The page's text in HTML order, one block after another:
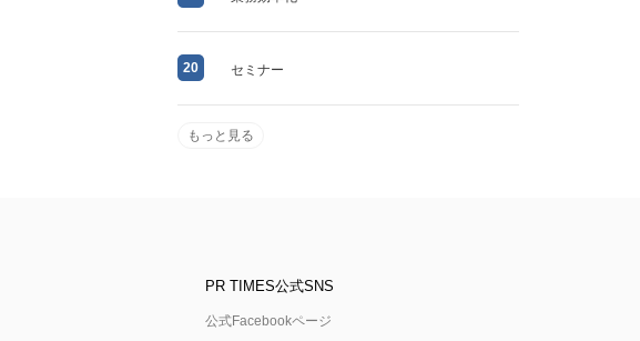
20 セミナー
もっと見る
PR TIMES公式SNS
公式Facebookページ